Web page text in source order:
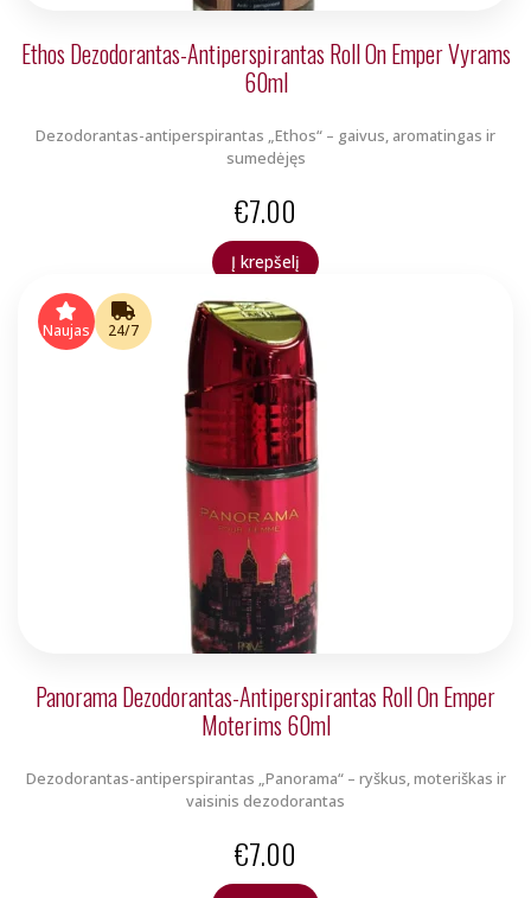
Ethos Dezodorantas-Antiperspirantas Roll On Emper Vyrams
60ml
Dezodorantas-antiperspirantas „Ethos“ – gaivus, aromatingas ir
sumedėjęs
€7.00
Į krepšelį
Naujas 24/7
Panorama Dezodorantas-Antiperspirantas Roll On Emper
Moterims 60ml
Dezodorantas-antiperspirantas „Panorama“ – ryškus, moteriškas ir
vaisinis dezodorantas
€7.00